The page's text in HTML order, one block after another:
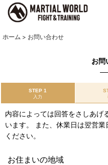
ホーム > お問い合わせ
お問
STEP 1
入力
内容によっては回答をさしあげ
います。 また、休業日は翌営
ください。
お住まいの地域